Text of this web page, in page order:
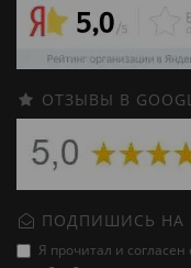
ОТЗЫВЫ В
ПОДПИШИСЬ НА
Я прочитал и